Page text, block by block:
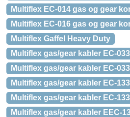
Multiflex EC-014 gas og gear
Multiflex EC-016 gas og gear
Multiflex Gaffel Heavy Duty
Multiflex gas/gear kabler EC-033
Multiflex gas/gear kabler EC-
Multiflex gas/gear kabler EC-133
Multiflex gas/gear kabler EC-
Multiflex gas/gear kabler EEC-